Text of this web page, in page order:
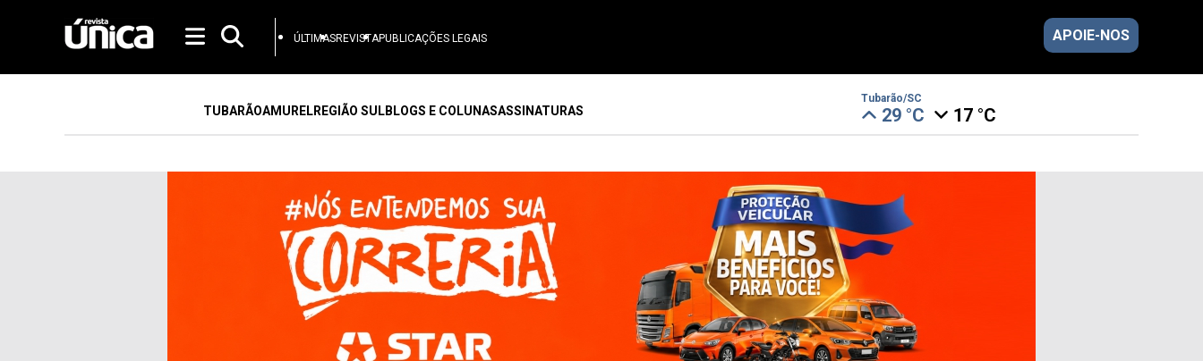
ÚLTIMASREVISTAPUBLICAÇÕES LEGAIS APOIE-NOS
TUBARÃOAMURELREGIÃO SULBLOGS E COLUNASASSINATURAS
Tubarão/SC
29 °C 17 °C